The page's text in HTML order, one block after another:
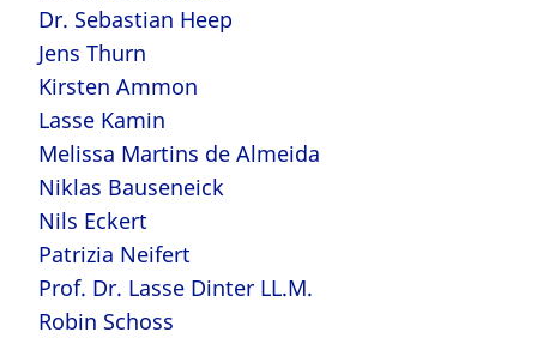
Dr. Sebastian Heep
Jens Thurn
Kirsten Ammon
Lasse Kamin
Melissa Martins de Almeida
Niklas Bauseneick
Nils Eckert
Patrizia Neifert
Prof. Dr. Lasse Dinter LL.M.
Robin Schoss